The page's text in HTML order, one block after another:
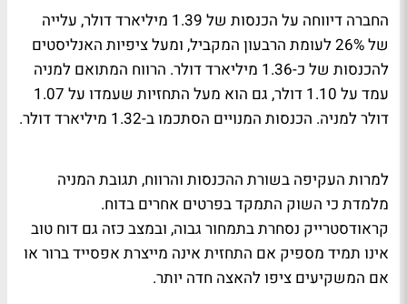
החברה דיווחה על הכנסות של 1.39 מיליארד דולר, עלייה
של 26% לעומת הרבעון המקביל, ומעל ציפיות האנליסטים
להכנסות של כ-1.36 מיליארד דולר. הרווח המתואם למניה
עמד על 1.10 דולר, גם הוא מעל התחזיות שעמדו על 1.07
דולר למניה. הכנסות המנויים הסתכמו ב-1.32 מיליארד דולר.
למרות העקיפה בשורת ההכנסות והרווח, תגובת המניה
מלמדת כי השוק התמקד בפרטים אחרים בדוח.
קראודסטרייק נסחרת בתמחור גבוה, ובמצב כזה גם דוח טוב
אינו תמיד מספיק אם התחזית אינה מייצרת אפסייד ברור או
אם המשקיעים ציפו להאצה חדה יותר.